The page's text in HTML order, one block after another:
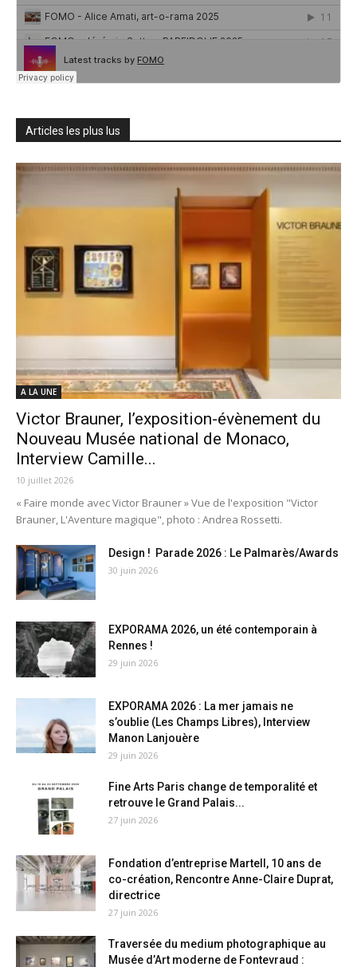
Articles les plus lus
A LA UNE
Victor Brauner, l’exposition-évènement du
Nouveau Musée national de Monaco,
Interview Camille...
10 juillet 2026
« Faire monde avec Victor Brauner » Vue de l'exposition "Victor
Brauner, L'Aventure magique", photo : Andrea Rossetti.
Design ! Parade 2026 : Le Palmarès/Awards
30 juin 2026
EXPORAMA 2026, un été contemporain à
Rennes !
29 juin 2026
EXPORAMA 2026 : La mer jamais ne
s’oublie (Les Champs Libres), Interview
Manon Lanjouère
29 juin 2026
Fine Arts Paris change de temporalité et
retrouve le Grand Palais...
27 juin 2026
Fondation d’entreprise Martell, 10 ans de
co-création, Rencontre Anne-Claire Duprat,
directrice
27 juin 2026
Traversée du medium photographique au
Musée d’Art moderne de Fontevraud :